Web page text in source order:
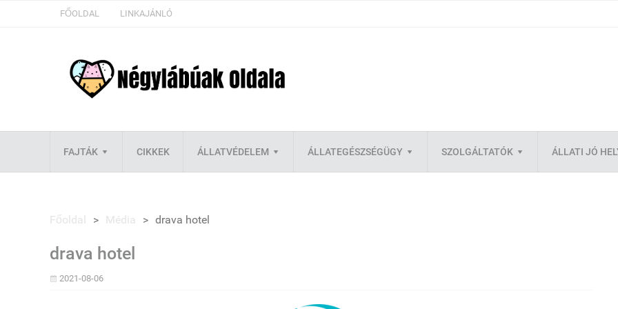
FŐOLDAL LINKAJÁNLÓ
FAJTÁK CIKKEK ÁLLATVÉDELEM ÁLLATEGÉSZSÉGÜGY SZOLGÁLTATÓK ÁLLATI JÓ
Főoldal > Média > drava hotel
drava hotel
2021-08-06